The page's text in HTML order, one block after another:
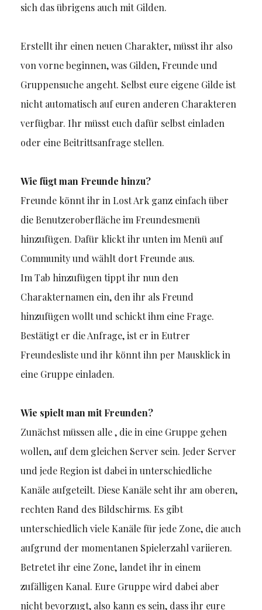
sich das übrigens auch mit Gilden.
Erstellt ihr einen neuen Charakter, müsst ihr also
von vorne beginnen, was Gilden, Freunde und
Gruppensuche angeht. Selbst eure eigene Gilde ist
nicht automatisch auf euren anderen Charakteren
verfügbar. Ihr müsst euch dafür selbst einladen
oder eine Beitrittsanfrage stellen.
Wie fügt man Freunde hinzu?
Freunde könnt ihr in Lost Ark ganz einfach über
die Benutzeroberfläche im Freundesmenü
hinzufügen. Dafür klickt ihr unten im Menü auf
Community und wählt dort Freunde aus.
Im Tab hinzufügen tippt ihr nun den
Charakternamen ein, den ihr als Freund
hinzufügen wollt und schickt ihm eine Frage.
Bestätigt er die Anfrage, ist er in Eutrer
Freundesliste und ihr könnt ihn per Mausklick in
eine Gruppe einladen.
Wie spielt man mit Freunden?
Zunächst müssen alle , die in eine Gruppe gehen
wollen, auf dem gleichen Server sein. Jeder Server
und jede Region ist dabei in unterschiedliche
Kanäle aufgeteilt. Diese Kanäle seht ihr am oberen,
rechten Rand des Bildschirms. Es gibt
unterschiedlich viele Kanäle für jede Zone, die auch
aufgrund der momentanen Spielerzahl variieren.
Betretet ihr eine Zone, landet ihr in einem
zufälligen Kanal. Eure Gruppe wird dabei aber
nicht bevorzugt, also kann es sein, dass ihr eure